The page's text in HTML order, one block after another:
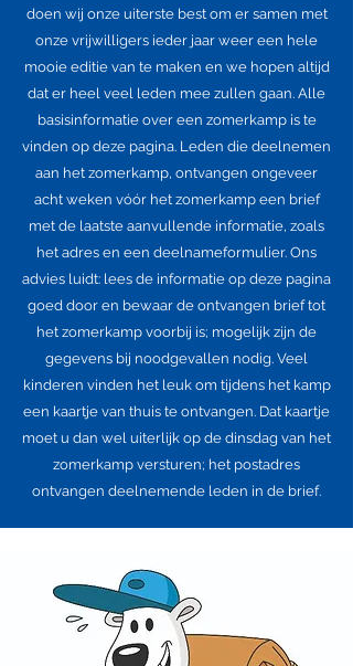
doen wij onze uiterste best om er samen met
onze vrijwilligers ieder jaar weer een hele
mooie editie van te maken en we hopen altijd
dat er heel veel leden mee zullen gaan. Alle
basisinformatie over een zomerkamp is te
vinden op deze pagina. Leden die deelnemen
aan het zomerkamp, ontvangen ongeveer
acht weken vóór het zomerkamp een brief
met de laatste aanvullende informatie, zoals
het adres en een deelnameformulier. Ons
advies luidt: lees de informatie op deze pagina
goed door en bewaar de ontvangen brief tot
het zomerkamp voorbij is; mogelijk zijn de
gegevens bij noodgevallen nodig. Veel
kinderen vinden het leuk om tijdens het kamp
een kaartje van thuis te ontvangen. Dat kaartje
moet u dan wel uiterlijk op de dinsdag van het
zomerkamp versturen; het postadres
ontvangen deelnemende leden in de brief.